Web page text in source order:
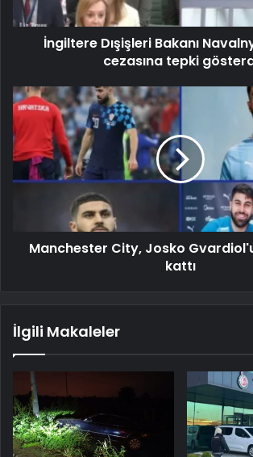
İngiltere Dışişleri Bakanı
cezasına tepki
Manchester City, Josko
kattı
İlgili Makaleler